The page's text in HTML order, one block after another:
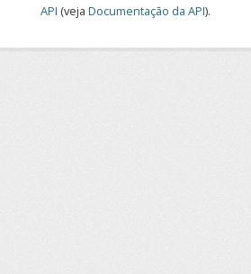
API (veja Documentação da API).